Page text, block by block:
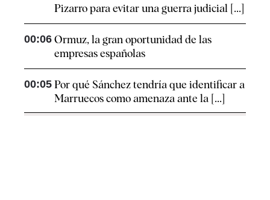
Pizarro para evitar una guerra judicial [...]
00:06 Ormuz, la gran oportunidad de las
empresas españolas
00:05 Por qué Sánchez tendría que identificar a
Marruecos como amenaza ante la [...]